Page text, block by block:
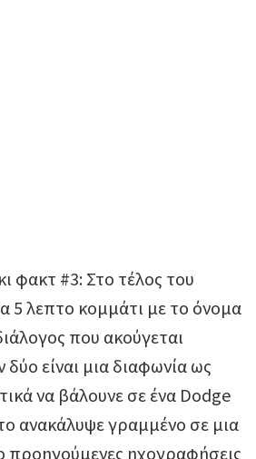
φακτ #3: Στο τέλος του
5 λεπτο κομμάτι με το όνομα
που ακούγεται
είναι μια διαφωνία ως
να βάλουνε σε ένα Dodge
ανακάλυψε γραμμένο σε μια
προηγούμενες ηχογραφήσεις